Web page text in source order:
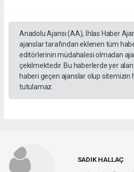
Anadolu Ajansı (AA), İhlas Haber
ajanslar tarafından eklenen tüm
editörlerinin müdahalesi olmadan
çekilmektedir. Bu haberlerde yer
haberi geçen ajanslar olup sitemizin
tutulamaz.
SADIK HALLAÇ